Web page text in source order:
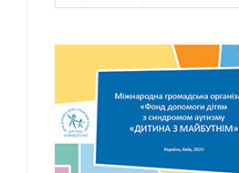
новин